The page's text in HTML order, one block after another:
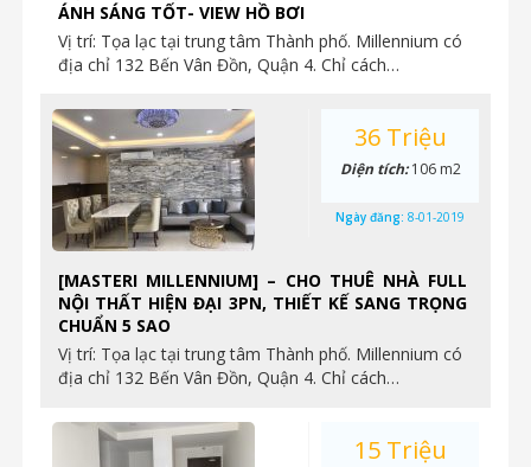
ÁNH SÁNG TỐT- VIEW HỒ BƠI
Vị trí: Tọa lạc tại trung tâm Thành phố. Millennium có
địa chỉ 132 Bến Vân Đồn, Quận 4. Chỉ cách…
[MASTERI MILLENNIUM] – CHO THUÊ NHÀ FULL
NỘI THẤT HIỆN ĐẠI 3PN, THIẾT KẾ SANG TRỌNG
CHUẨN 5 SAO
Vị trí: Tọa lạc tại trung tâm Thành phố. Millennium có
địa chỉ 132 Bến Vân Đồn, Quận 4. Chỉ cách…
36 Triệu
Diện tích:106 m2
Ngày đăng: 8-01-2019
15 Triệu